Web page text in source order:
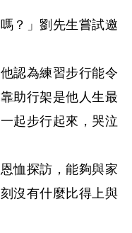
？」劉先生嘗試邀
認為練習步行能令
助行架是他人生最
起步行起來，哭泣
恤探訪，能夠與家
沒有什麼比得上與